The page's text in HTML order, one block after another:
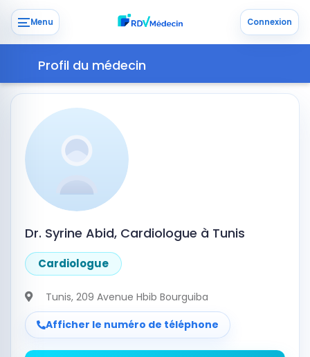
Menu Connexion
Profil du médecin
Dr. Syrine Abid, Cardiologue à Tunis
Cardiologue
Tunis, 209 Avenue Hbib Bourguiba
Afficher le numéro de téléphone